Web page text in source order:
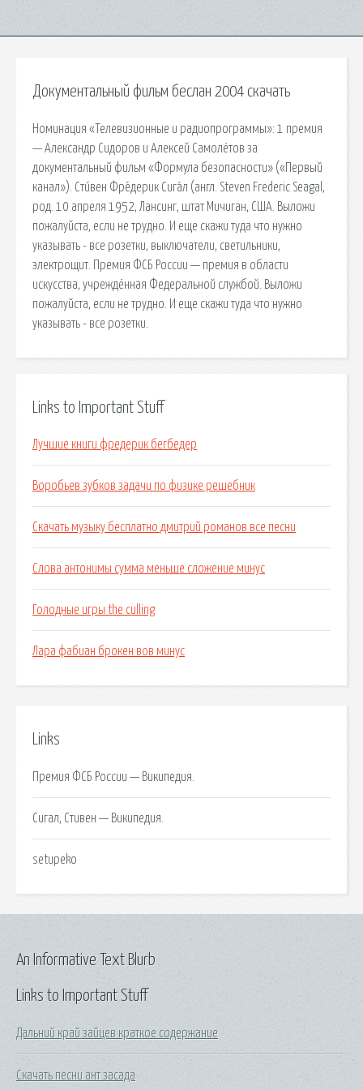
Документальный фильм беслан 2004 скачать
Номинация «Телевизионные и радиопрограммы»: 1 премия
— Александр Сидоров и Алексей Самолётов за
документальный фильм «Формула безопасности» («Первый
канал»). Сти́вен Фре́дерик Сига́л (англ. Steven Frederic Seagal,
род. 10 апреля 1952, Лансинг, штат Мичиган, США. Выложи
пожалуйста, если не трудно. И еще скажи туда что нужно
указывать - все розетки, выключатели, светильники,
электрощит. Премия ФСБ России — премия в области
искусства, учреждённая Федеральной службой. Выложи
пожалуйста, если не трудно. И еще скажи туда что нужно
указывать - все розетки.
Links to Important Stuff
Лучшие книги фредерик бегбедер
Воробьев зубков задачи по физике решебник
Скачать музыку бесплатно дмитрий романов все песни
Слова антонимы сумма меньше сложение минус
Голодные игры the culling
Лара фабиан брокен вов минус
Links
Премия ФСБ России — Википедия.
Сигал, Стивен — Википедия.
setupeko
Links to Important Stuff
Дальний край зайцев краткое содержание
Скачать песни ант засада
An Informative Text Blurb